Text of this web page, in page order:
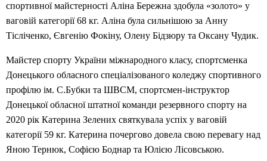
спортивної майстерності Аліна Бережна здобула «золото» у
ваговій категорії 68 кг. Аліна була сильнішою за Анну
Тісліченко, Євгенію Фокіну, Олену Бідзюру та Оксану Чудик.
Майстер спорту України міжнародного класу, спортсменка
Донецького обласного спеціалізованого коледжу спортивного
профілю ім. С.Бубки та ШВСМ, спортсмен-інструктор
Донецької обласної штатної команди резервного спорту на
2020 рік Катерина Зелених святкувала успіх у ваговій
категорії 59 кг. Катерина почергово довела свою перевагу над
Яною Тернюк, Софією Боднар та Юлією Лісовською.